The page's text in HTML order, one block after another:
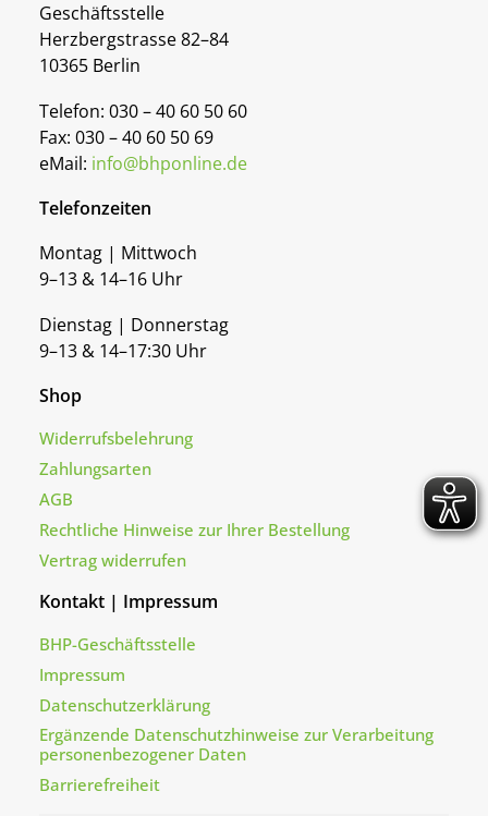
Geschäftsstelle
Herzbergstrasse 82–84
10365 Berlin
Telefon: 030 – 40 60 50 60
Fax: 030 – 40 60 50 69
eMail: info@bhponline.de
Telefonzeiten
Montag | Mittwoch
9–13 & 14–16 Uhr
Dienstag | Donnerstag
9–13 & 14–17:30 Uhr
Shop
Widerrufsbelehrung
Zahlungsarten
AGB
Rechtliche Hinweise zur Ihrer Bestellung
Vertrag widerrufen
Kontakt | Impressum
BHP-Geschäftsstelle
Impressum
Datenschutzerklärung
Ergänzende Datenschutzhinweise zur Verarbeitung
personenbezogener Daten
Barrierefreiheit